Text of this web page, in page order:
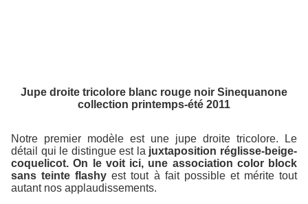
Jupe droite tricolore blanc rouge noir Sinequanone
collection printemps-été 2011
Notre premier modèle est une jupe droite tricolore. Le
détail qui le distingue est la juxtaposition réglisse-beige-
coquelicot. On le voit ici, une association color block
sans teinte flashy est tout à fait possible et mérite tout
autant nos applaudissements.